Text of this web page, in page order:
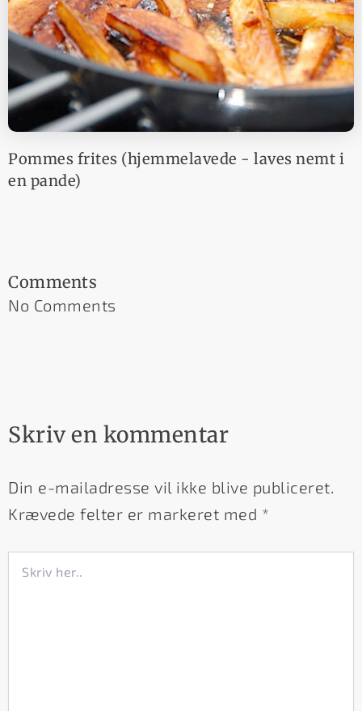
Pommes frites (hjemmelavede - laves nemt i
en pande)
Comments
No Comments
Skriv en kommentar
Din e-mailadresse vil ikke blive publiceret.
Krævede felter er markeret med *
her..